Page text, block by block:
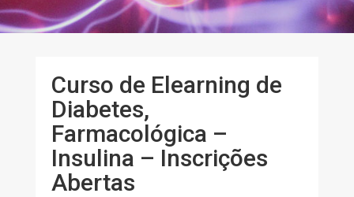
Curso de Elearning de
Diabetes,
Farmacológica –
Insulina – Inscrições
Abertas